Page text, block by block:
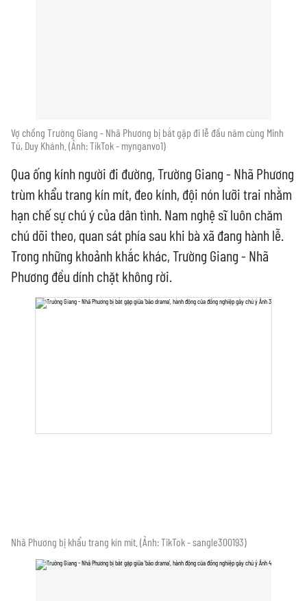
Vợ chồng Trường Giang - Nhã Phương bị bắt gặp đi lễ đầu năm cùng Minh
Tú, Duy Khánh. (Ảnh: TikTok - mynganvo1)
Qua ống kính người đi đường, Trường Giang - Nhã Phương
trùm khẩu trang kín mít, đeo kính, đội nón lưỡi trai nhằm
hạn chế sự chú ý của dân tình. Nam nghệ sĩ luôn chăm
chú dõi theo, quan sát phía sau khi bà xã đang hành lễ.
Trong những khoảnh khắc khác, Trường Giang - Nhã
Phương đều dính chặt không rời.
Nhã Phương bị khẩu trang kín mít. (Ảnh: TikTok - sangle300193)